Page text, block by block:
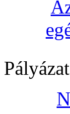
Pályázat